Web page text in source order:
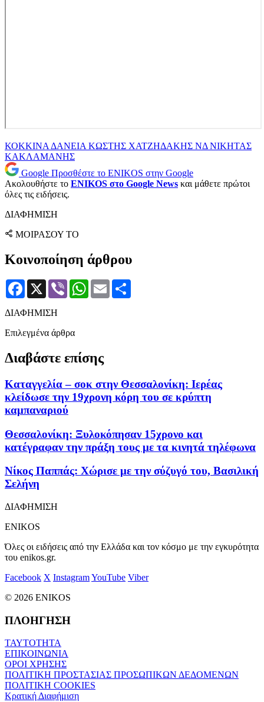
ΚΟΚΚΙΝΑ ΔΑΝΕΙΑ ΚΩΣΤΗΣ ΧΑΤΖΗΔΑΚΗΣ ΝΔΝΙΚΗΤΑΣ
ΚΑΚΛΑΜΑΝΗΣ
Google Προσθέστε το ENIKOS στην Google
Ακολουθήστε το ENIKOS στο Google News και μάθετε πρώτοι
όλες τις ειδήσεις.
ΔΙΑΦΗΜΙΣΗ
ΜΟΙΡΑΣΟΥ ΤΟ
Κοινοποίηση άρθρου
Facebook
X Viber WhatsApp
Email
ΔΙΑΦΗΜΙΣΗ
Επιλεγμένα άρθρα
Διαβάστε επίσης
Καταγγελία – σοκ στην Θεσσαλονίκη: Ιερέας
κλείδωσε την 19χρονη κόρη του σε κρύπτη
καμπαναριού
Θεσσαλονίκη: Ξυλοκόπησαν 15χρονο και
κατέγραφαν την πράξη τους με τα κινητά τηλέφωνα
Νίκος Παππάς: Χώρισε με την σύζυγό του, Βασιλική
Σελήνη
ΔΙΑΦΗΜΙΣΗ
ENIKOS
Όλες οι ειδήσεις από την Ελλάδα και τον κόσμο με την εγκυρότητα
του enikos.gr.
Facebook X InstagramYouTube Viber
© 2026 ENIKOS
ΠΛΟΗΓΗΣΗ
ΤΑΥΤΟΤΗΤΑ
ΕΠΙΚΟΙΝΩΝΙΑ
ΟΡΟΙ ΧΡΗΣΗΣ
ΠΟΛΙΤΙΚΗ ΠΡΟΣΤΑΣΙΑΣ ΠΡΟΣΩΠΙΚΩΝ ΔΕΔΟΜΕΝΩΝ
ΠΟΛΙΤΙΚΗ COOKIES
Κρατική Διαφήμιση